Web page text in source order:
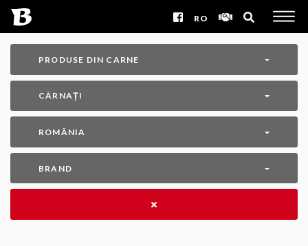
RO
PRODUSE DIN CARNE
CÂRNAȚI
ROMÂNIA
BRAND